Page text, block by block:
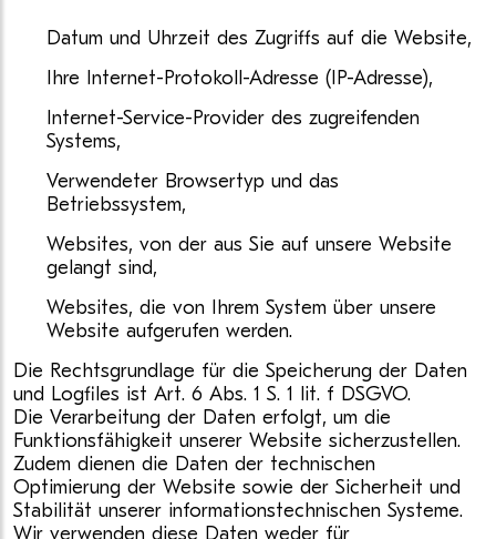
Datum und Uhrzeit des Zugriffs auf die Website,
Ihre Internet-Protokoll-Adresse (IP-Adresse),
Internet-Service-Provider des zugreifenden
Systems,
Verwendeter Browsertyp und das
Betriebssystem,
Websites, von der aus Sie auf unsere Website
gelangt sind,
Websites, die von Ihrem System über unsere
Website aufgerufen werden.
Die Rechtsgrundlage für die Speicherung der Daten
und Logfiles ist Art. 6 Abs. 1 S. 1 lit. f DSGVO.
Die Verarbeitung der Daten erfolgt, um die
Funktionsfähigkeit unserer Website sicherzustellen.
Zudem dienen die Daten der technischen
Optimierung der Website sowie der Sicherheit und
Stabilität unserer informationstechnischen Systeme.
Wir verwenden diese Daten weder für